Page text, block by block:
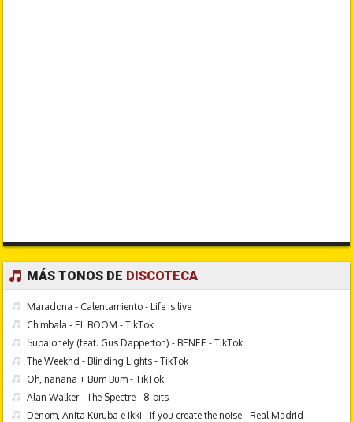
MÁS TONOS DE DISCOTECA
Maradona - Calentamiento - Life is live
Chimbala - EL BOOM - TikTok
Supalonely (feat. Gus Dapperton) - BENEE - TikTok
The Weeknd - Blinding Lights - TikTok
Oh, nanana + Bum Bum - TikTok
Alan Walker - The Spectre - 8-bits
Denom, Anita Kuruba e Ikki - If you create the noise - Real Madrid